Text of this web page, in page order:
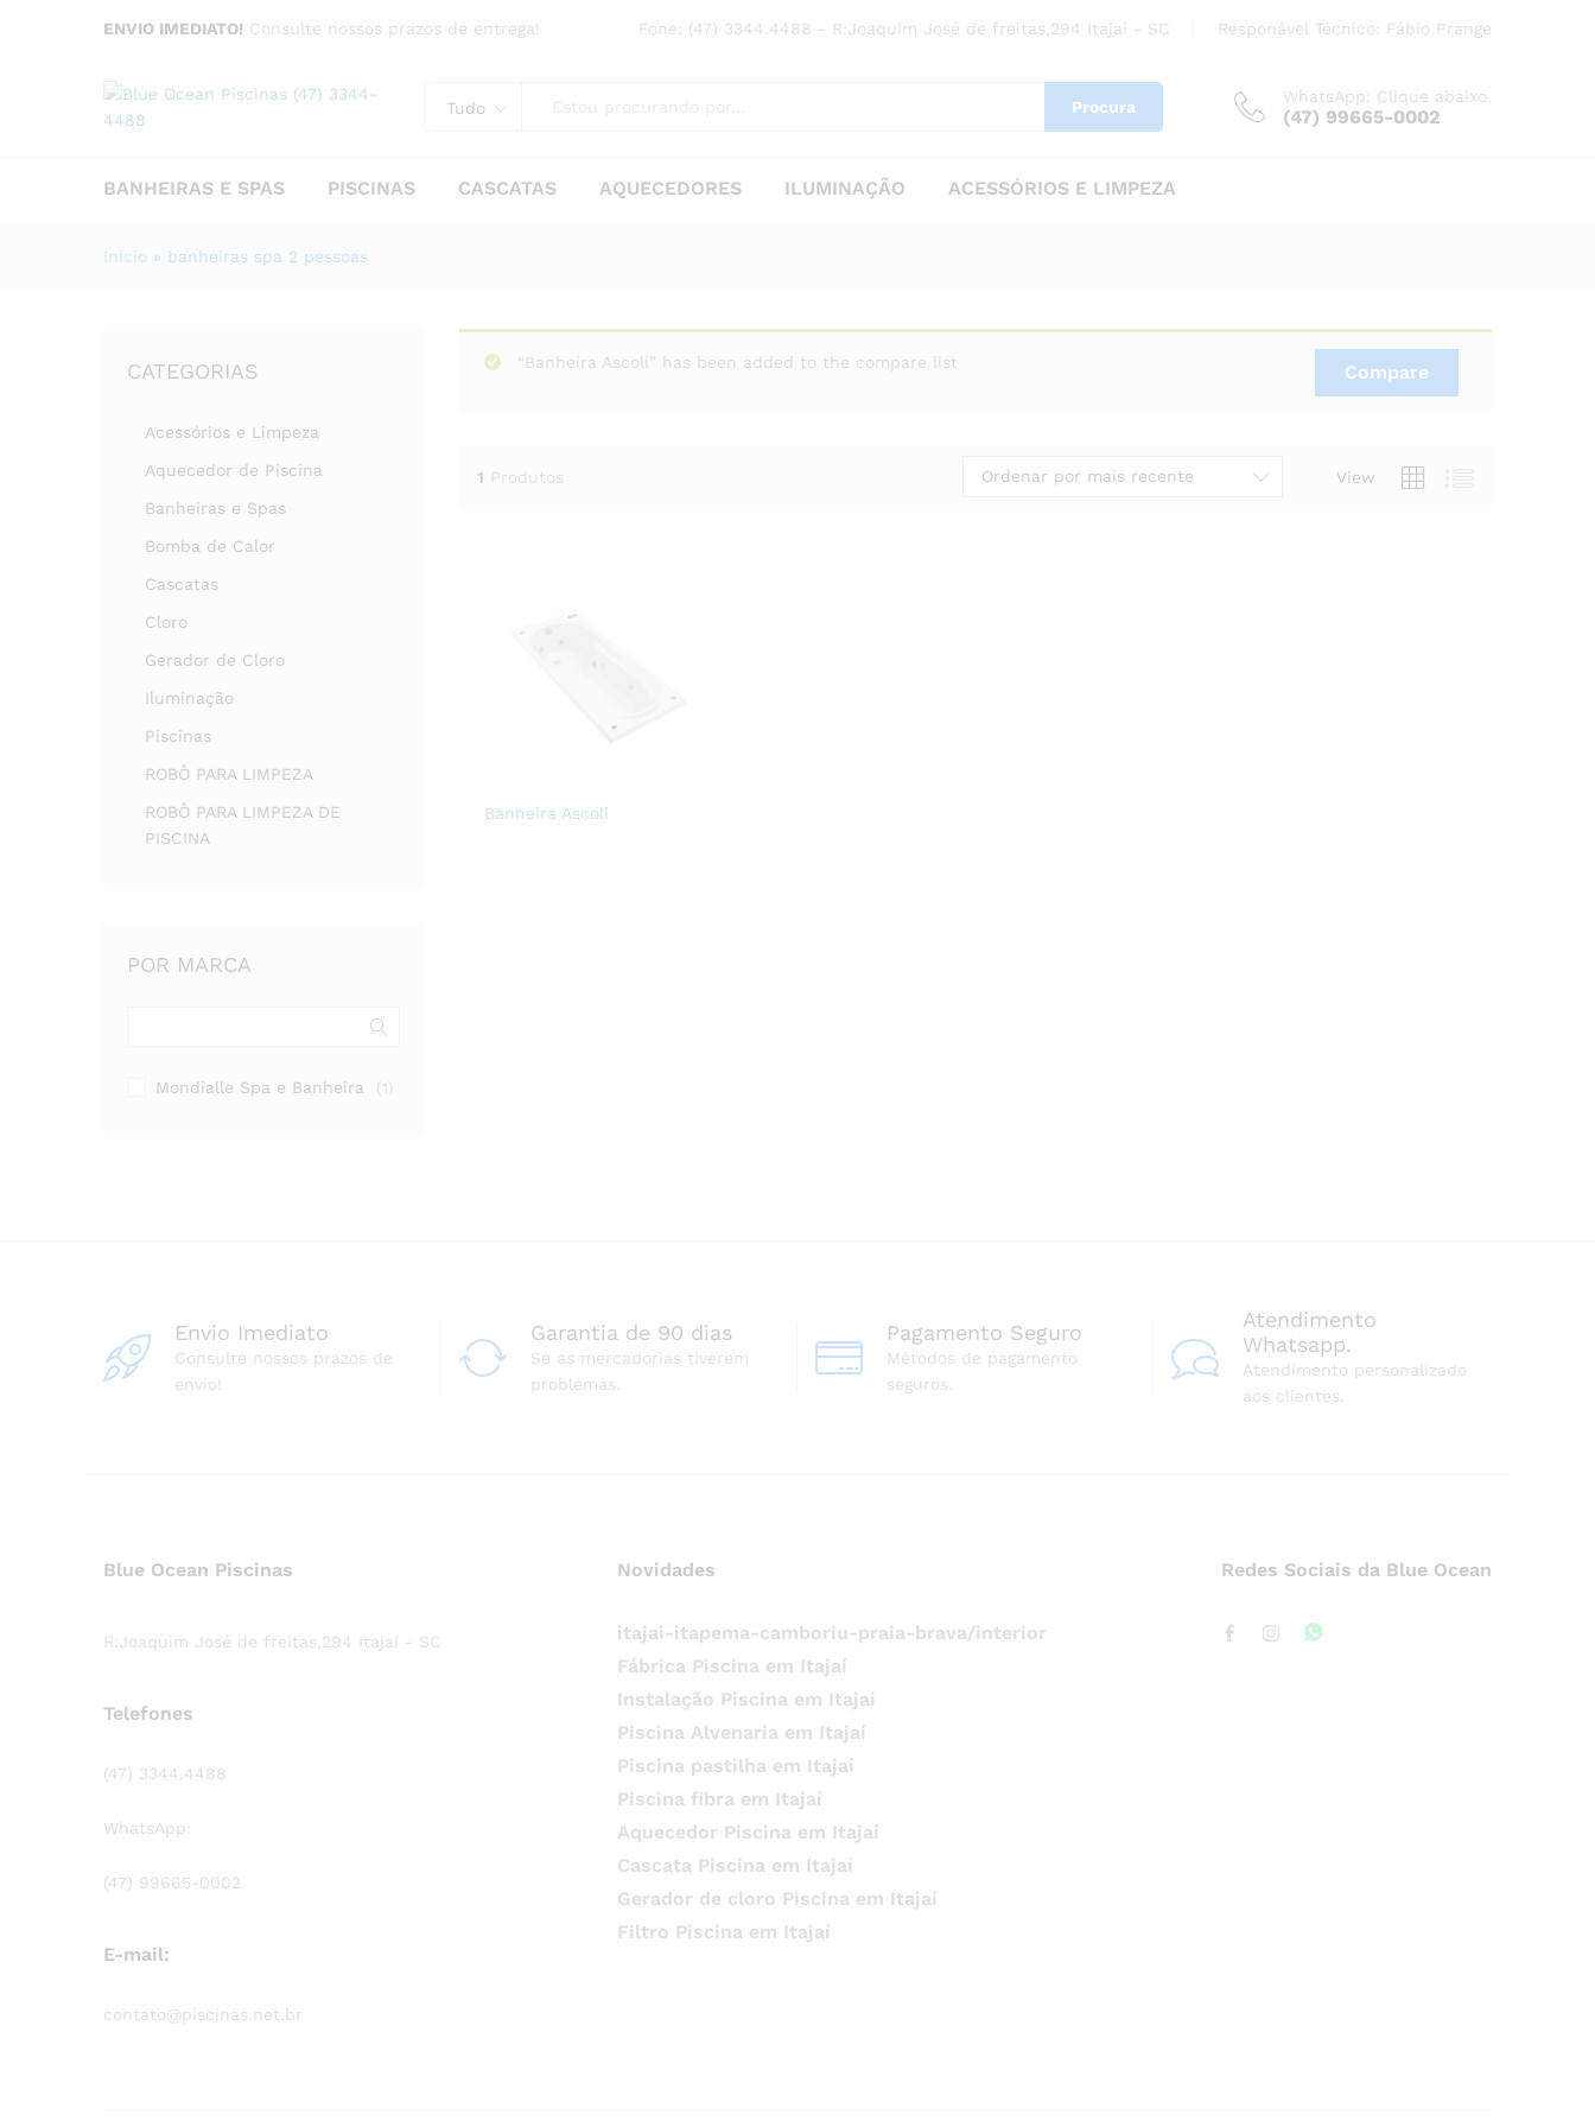
ENVIO IMEDIATO! Consulte nossos prazos de entrega! Fone: (47) 3344.4488 - R:Joaquim José de freitas,294 Itajaí - SC Responável Técnico: Fábio Prange
Tudo Procura
WhatsApp: Clique abaixo.
(47) 99665-0002
BANHEIRAS E SPAS PISCINAS CASCATAS AQUECEDORES ILUMINAÇÃO ACESSÓRIOS E LIMPEZA
Início » banheiras spa 2 pessoas
Compare
“Banheira Ascoli” has been added to the compare list
1 Produtos View
Ordenar por mais recente
Banheira Ascoli
CATEGORIAS
Acessórios e Limpeza
Aquecedor de Piscina
Banheiras e Spas
Bomba de Calor
Cascatas
Cloro
Gerador de Cloro
Iluminação
Piscinas
ROBÔ PARA LIMPEZA
ROBÔ PARA LIMPEZA DE
PISCINA
POR MARCA
Mondialle Spa e Banheira (1)
Envio Imediato
Consulte nossos prazos de
envio!
Garantia de 90 dias
Se as mercadorias tiverem
problemas.
Pagamento Seguro
Métodos de pagamento
seguros.
Atendimento
Whatsapp.
Atendimento personalizado
aos clientes.
Blue Ocean Piscinas
R:Joaquim José de freitas,294 Itajaí - SC
Telefones
(47) 3344.4488
WhatsApp:
(47) 99665-0002
E-mail:
contato@piscinas.net.br
Novidades
itajai-itapema-camboriu-praia-brava/interior
Fábrica Piscina em Itajaí
Instalação Piscina em Itajaí
Piscina Alvenaria em Itajaí
Piscina pastilha em Itajaí
Piscina fibra em Itajaí
Aquecedor Piscina em Itajaí
Cascata Piscina em Itajaí
Gerador de cloro Piscina em Itajaí
Filtro Piscina em Itajaí
Redes Sociais da Blue Ocean